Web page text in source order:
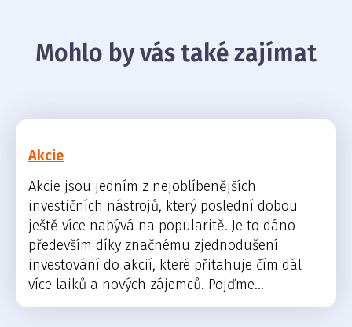
Mohlo by vás také zajímat
Akcie
Akcie jsou jedním z nejoblíbenějších
investičních nástrojů, který poslední dobou
ještě více nabývá na popularitě. Je to dáno
především díky značnému zjednodušení
investování do akcií, které přitahuje čím dál
více laiků a nových zájemců. Pojďme...